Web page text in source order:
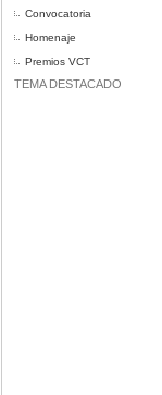
Convocatoria
Homenaje
Premios VCT
TEMA DESTACADO